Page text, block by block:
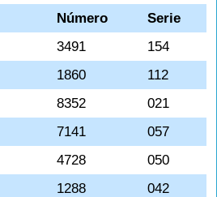
Número
Serie
3491
154
1860
112
8352
021
7141
057
4728
050
1288
042